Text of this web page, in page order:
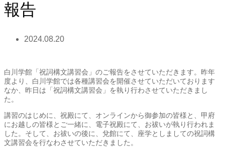
報告
2024.08.20
白川学館「祝詞構文講習会」のご報告をさせていただきます。昨年
度より、白川学館では各種講習会を開催させていただいております
なか、昨日は「祝詞構文講習会」を執り行わさせていただきまし
た。
講習のはじめに、祝殿にて、オンラインから御参加の皆様と、甲府
にお越しの皆様とご一緒に、電子祝殿にて、お祓いが執り行われま
した。そして、お祓いの後に、兌館にて、座学としましての祝詞構
文講習会を行なわさせていただきました。